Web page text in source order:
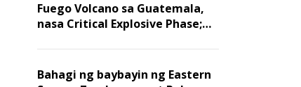
Fuego Volcano sa Guatemala,
nasa Critical Explosive Phase;
residente, lumikas
Bahagi ng baybayin ng Eastern